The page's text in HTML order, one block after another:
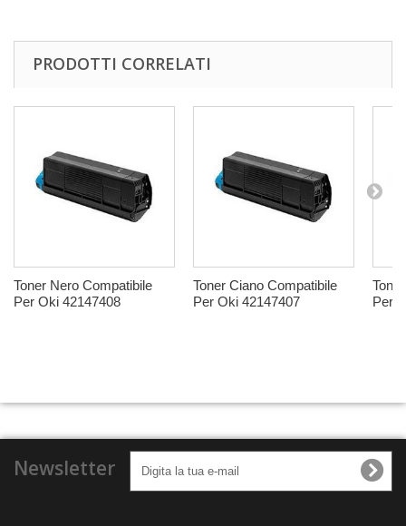
PRODOTTI CORRELATI
Toner Nero Compatibile
Per Oki 42147408
Toner Ciano Compatibile
Per Oki 42147407
Per
Newsletter